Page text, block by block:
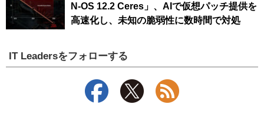
N-OS 12.2 Ceres」、AIで仮想パッチ提供を
高速化し、未知の脆弱性に数時間で対処
IT Leadersをフォローする